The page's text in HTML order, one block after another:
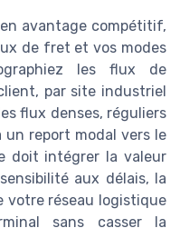
avantage compétitif,
de fret et vos modes
les flux de
par site industriel
flux denses, réguliers
report modal vers le
doit intégrer la valeur
aux délais, la
réseau logistique
sans casser la